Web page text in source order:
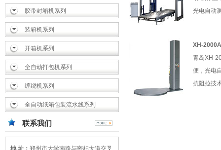
胶带封箱机系列
装箱机系列
开箱机系列
全自动打包机系列
缠绕机系列
全自动纸箱包装流水线系列
联系我们
地 址： 郑州市大学南路与密杞大道交叉
光电自动
XH-
青岛XH-
便，光电
抗阻拉技